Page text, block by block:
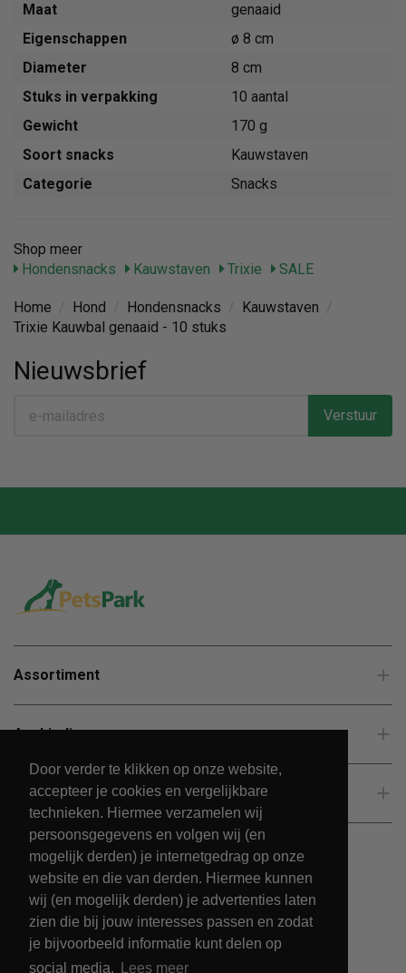
Door verder te klikken op onze website,
accepteer je cookies en vergelijkbare
technieken. Hiermee verzamelen wij
persoonsgegevens en volgen wij (en
mogelijk derden) je internetgedrag op onze
website en die van derden. Hiermee kunnen
wij (en mogelijk derden) je advertenties laten
zien die bij jouw interesses passen en zodat
je bijvoorbeeld informatie kunt delen op
social media.
Lees meer
Maat
genaaid
Eigenschappen
ø 8 cm
Diameter
8 cm
Stuks in verpakking
10 aantal
Gewicht
170 g
Soort snacks
Kauwstaven
Categorie
Snacks
Shop meer
Hondensnacks
Kauwstaven Trixie SALE
Home Hond Hondensnacks Kauwstaven
Trixie Kauwbal genaaid - 10 stuks
Nieuwsbrief
Verstuur
Assortiment
Aanbiedingen
Klantenservice